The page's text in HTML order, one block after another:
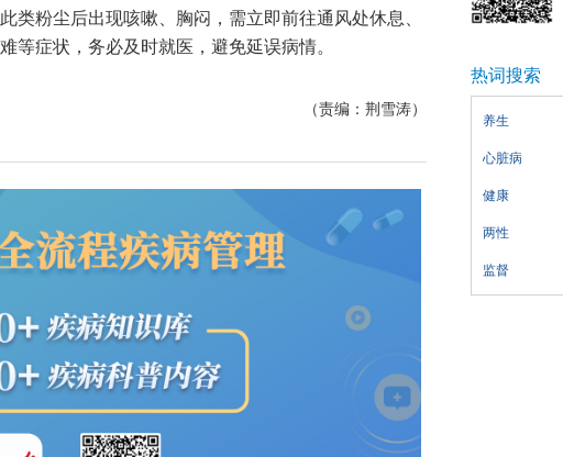
类粉尘后出现咳嗽、胸闷，需立即前往通风处休息、
等症状，务必及时就医，避免延误病情。
（责编：荆雪涛）
热词搜索
养生
心脏病
健康
两性
监督